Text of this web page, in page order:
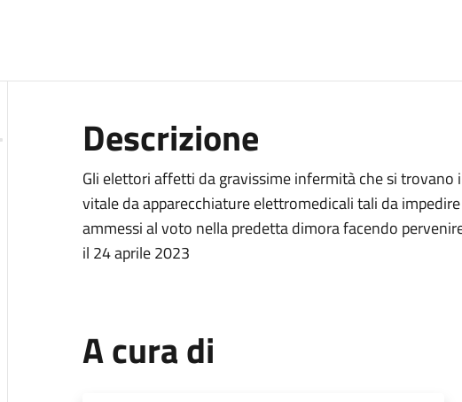
Descrizione
Gli elettori affetti da gravissime infermità che si
vitale da apparecchiature elettromedicali tali da
ammessi al voto nella predetta dimora facendo
il 24 aprile 2023
A cura di